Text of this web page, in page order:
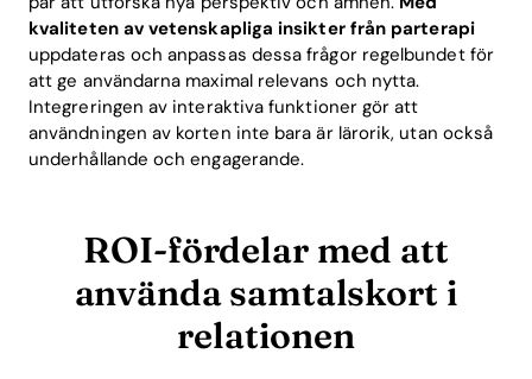
kvaliteten av vetenskapliga insikter från parterapi
uppdateras och anpassas dessa frågor regelbundet för
att ge användarna maximal relevans och nytta.
Integreringen av interaktiva funktioner gör att
användningen av korten inte bara är lärorik, utan också
underhållande och engagerande.
ROI-fördelar med att
använda samtalskort i
relationen